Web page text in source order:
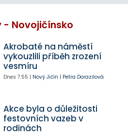
- Novojičínsko
Akrobaté na náměstí
vykouzlili příběh zrození
vesmíru
Dnes 7:55 | Nový Jičín | Petra Dorazilová
Akce byla o důležitosti
festovních vazeb v
rodinách